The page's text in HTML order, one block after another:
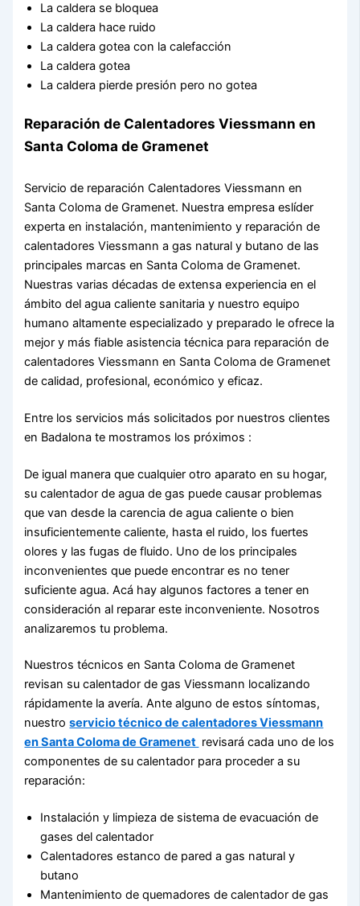
La caldera se bloquea
La caldera hace ruido
La caldera gotea con la calefacción
La caldera gotea
La caldera pierde presión pero no gotea
Reparación de Calentadores Viessmann en
Santa Coloma de Gramenet
Servicio de reparación Calentadores Viessmann en
Santa Coloma de Gramenet. Nuestra empresa eslíder
experta en instalación, mantenimiento y reparación de
calentadores Viessmann a gas natural y butano de las
principales marcas en Santa Coloma de Gramenet.
Nuestras varias décadas de extensa experiencia en el
ámbito del agua caliente sanitaria y nuestro equipo
humano altamente especializado y preparado le ofrece la
mejor y más fiable asistencia técnica para reparación de
calentadores Viessmann en Santa Coloma de Gramenet
de calidad, profesional, económico y eficaz.
Entre los servicios más solicitados por nuestros clientes
en Badalona te mostramos los próximos :
De igual manera que cualquier otro aparato en su hogar,
su calentador de agua de gas puede causar problemas
que van desde la carencia de agua caliente o bien
insuficientemente caliente, hasta el ruido, los fuertes
olores y las fugas de fluido. Uno de los principales
inconvenientes que puede encontrar es no tener
suficiente agua. Acá hay algunos factores a tener en
consideración al reparar este inconveniente. Nosotros
analizaremos tu problema.
Nuestros técnicos en Santa Coloma de Gramenet
revisan su calentador de gas Viessmann localizando
rápidamente la avería. Ante alguno de estos síntomas,
nuestroservicio técnico de calentadores Viessmann
en Santa Coloma de Gramenet revisará cada uno de los
componentes de su calentador para proceder a su
reparación:
Instalación y limpieza de sistema de evacuación de
gases del calentador
Calentadores estanco de pared a gas natural y
butano
Mantenimiento de quemadores de calentador de gas